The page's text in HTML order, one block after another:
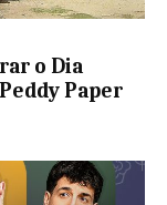
o Dia
Paper